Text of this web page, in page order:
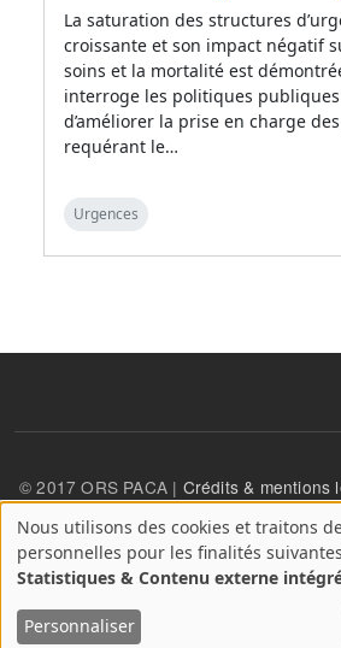
La saturation des structures
croissante et son impact négatif
soins et la mortalité est
interroge les politiques
d’améliorer la prise en charge
requérant le…
Urgences
© 2017 ORS PACA | Crédits & mentions
confidentialité
User account menu
Se connecter
A
propos
cookies
Nous utilisons des cookies et traitons
personnelles pour les finalités
Statistiques & Contenu externe
Personnaliser